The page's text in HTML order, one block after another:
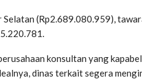
(Rp2.689.080.959),
konsultan yang
dinas terkait segera